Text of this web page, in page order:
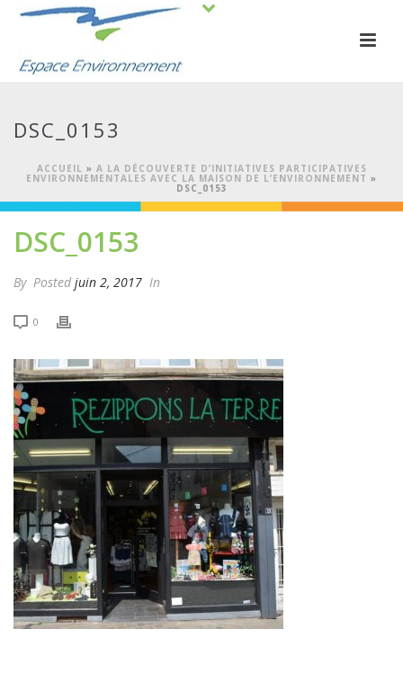
DSC_0153
ACCUEIL » A LA DÉCOUVERTE D’INITIATIVES PARTICIPATIVES
ENVIRONNEMENTALES AVEC LA MAISON DE L’ENVIRONNEMENT »
DSC_0153
DSC_0153
By Posted juin 2, 2017 In
0